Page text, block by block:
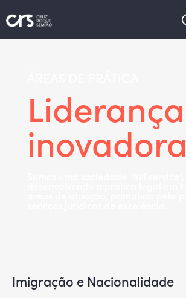
Liderança
inovadora
Imigração e Nacionalidade